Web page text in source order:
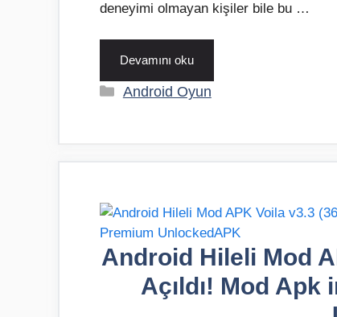
deneyimi olmayan kişiler bile bu …
Devamını oku
Kategoriler
Android Oyun
Android Hileli Mod
Açıldı! Mod Apk